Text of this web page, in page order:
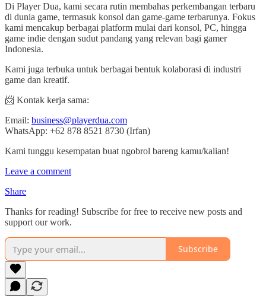
Di Player Dua, kami secara rutin membahas perkembangan terbaru
di dunia game, termasuk konsol dan game-game terbarunya. Fokus
kami mencakup berbagai platform mulai dari konsol, PC, hingga
game indie dengan sudut pandang yang relevan bagi gamer
Indonesia.
Kami juga terbuka untuk berbagai bentuk kolaborasi di industri
game dan kreatif.
📨 Kontak kerja sama:
Email: business@playerdua.com
WhatsApp: +62 878 8521 8730 (Irfan)
Kami tunggu kesempatan buat ngobrol bareng kamu/kalian!
Leave a comment
Share
Thanks for reading! Subscribe for free to receive new posts and
support our work.
Subscribe